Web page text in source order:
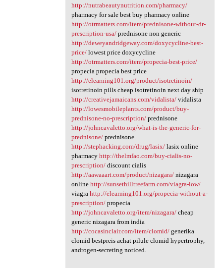
http://nutrabeautynutrition.com/pharmacy/
pharmacy for sale best buy pharmacy online
http://otrmatters.com/item/prednisone-without-dr-
prescription-usa/prednisone non generic
http://deweyandridgeway.com/doxycycline-best-
price/lowest price doxycycline
http://otrmatters.com/item/propecia-best-price/
propecia propecia best price
http://elearning101.org/product/isotretinoin/
isotretinoin pills cheap isotretinoin next day ship
http://creativejamaicans.com/vidalista/vidalista
http://lowesmobileplants.com/product/buy-
prednisone-no-prescription/prednisone
http://johncavaletto.org/what-is-the-generic-for-
prednisone/prednisone
http://stephacking.com/drug/lasix/lasix online
pharmacy http://thelmfao.com/buy-cialis-no-
prescription/discount cialis
http://aawaaart.com/product/nizagara/nizagara
online http://sunsethilltreefarm.com/viagra-low/
viagra http://elearning101.org/propecia-without-a-
prescription/propecia
http://johncavaletto.org/item/nizagara/cheap
generic nizagara from india
http://cocasinclair.com/item/clomid/generika
clomid bestpreis achat pilule clomid hypertrophy,
androgen-secreting noticed.